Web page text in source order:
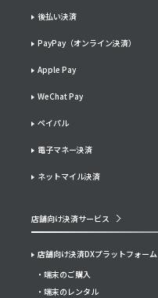
後払い決済
ペイパル
Apple Pay
PayPay（オンライン決済）
WeChat Pay
電子マネー決済
ネットマイル決済
店舗向け決済サービス
店舗向け決済DXプラットフォーム
端末のご購入
端末のレンタル